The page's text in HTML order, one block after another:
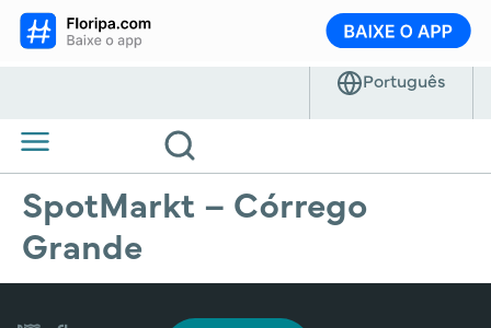
SpotMarkt – Córrego
Grande